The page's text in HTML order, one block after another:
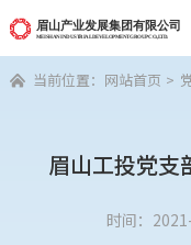
 当前位置： 网站首页 >
眉山工投党支
时间：